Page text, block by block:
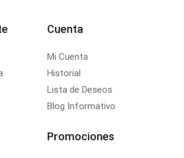
Cuenta
Mi Cuenta
Historial
Lista de Deseos
Blog Informativo
Promociones